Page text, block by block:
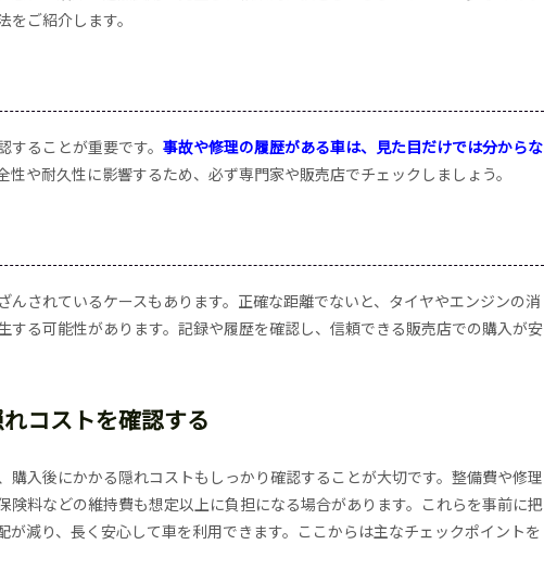
ご紹介します。
ることが重要です。 事故や修理の履歴がある車は、見た目だけでは分からな
性や耐久性に影響するため、必ず専門家や販売店でチェックしましょう。
されているケースもあります。正確な距離でないと、タイヤやエンジンの消
る可能性があります。記録や履歴を確認し、信頼できる販売店での購入が安
コストを確認する
入後にかかる隠れコストもしっかり確認することが大切です。整備費や修理
料などの維持費も想定以上に負担になる場合があります。これらを事前に把
減り、長く安心して車を利用できます。ここからは主なチェックポイントを